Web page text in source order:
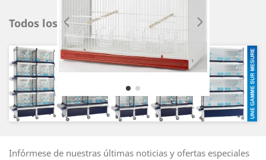
Todos los productos 
Infórmese de nuestras últimas noticias y ofertas especiales